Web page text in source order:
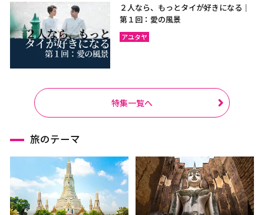
２人なら、もっとタイが好きになる｜
第１回：愛の風景
アユタヤ
特集一覧へ
旅のテーマ